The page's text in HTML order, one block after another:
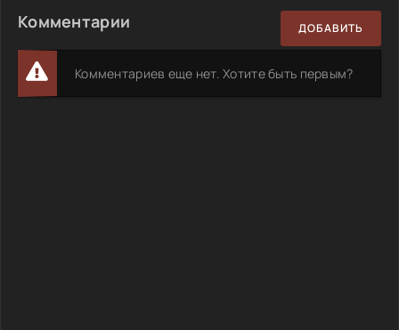
Комментарии ДОБАВИТЬ
Комментариев еще нет. Хотите быть первым?